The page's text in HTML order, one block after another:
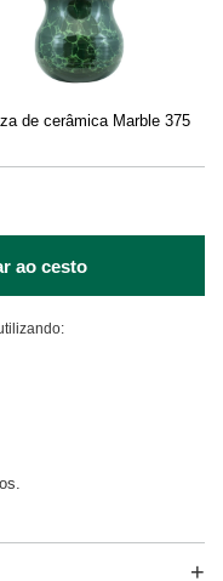
de cerâmica Marble 375
ao cesto